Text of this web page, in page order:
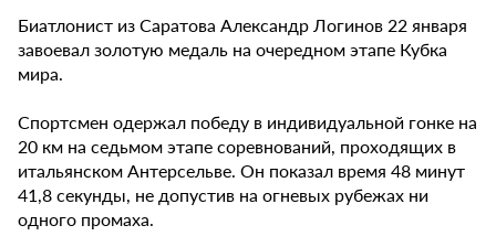
Биатлонист из Саратова Александр Логинов 22 января
завоевал золотую медаль на очередном этапе Кубка
мира.
Спортсмен одержал победу в индивидуальной гонке на
20 км на седьмом этапе соревнований, проходящих в
итальянском Антерсельве. Он показал время 48 минут
41,8 секунды, не допустив на огневых рубежах ни
одного промаха.